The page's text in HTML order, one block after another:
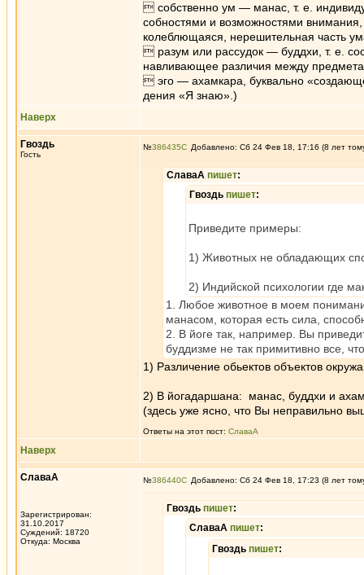
 собственно ум — манас, т. е.
собностями и возможностями
колеблющаяся, нерешительная часть
 разум или рассудок — буддхи, т. е.
навливающее различия между
 эго — ахамкара, буквально
дения «Я знаю».)
Наверх
Гвоздь
Гость
№386435 Добавлено: Сб 24 Фев 18, 17:16 (8 лет
СлаваА пишет:
Гвоздь пишет:
Приведите примеры:
1) Животных не обладающих
2) Индийской психологии где
1. Любое животное в моем
манасом, которая есть сила,
2. В йоге так, например. Вы
буддизме не так примитивно все,
1) Различение обьектов объектов
2) В йогадаршана: манас, буддхи и
(здесь уже ясно, что Вы неправильно
Ответы на этот пост: СлаваА
Наверх
СлаваА
Зарегистрирован:
31.10.2017
Суждений: 18720
Откуда: Москва
№386440 Добавлено: Сб 24 Фев 18, 17:23 (8 лет
Гвоздь пишет:
СлаваА пишет:
Гвоздь пишет: